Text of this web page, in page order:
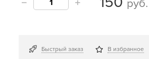
руб.
Быстрый заказ В избранное